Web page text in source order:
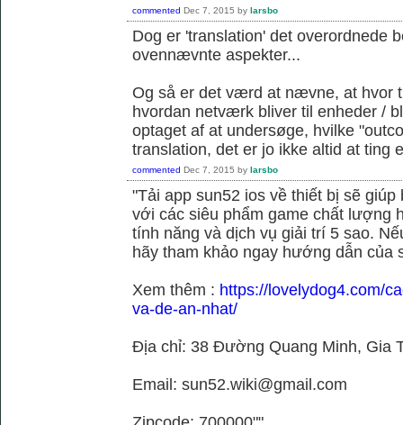
commented Dec 7, 2015 by larsbo
Dog er 'translation' det overordnede
ovennævnte aspekter...
Og så er det værd at nævne, at hvor
hvordan netværk bliver til enheder /
optaget af at undersøge, hvilke
translation, det er jo ikke altid at ting
commented Dec 7, 2015 by larsbo
"Tải app sun52 ios về thiết bị sẽ
với các siêu phẩm game chất lượng
tính năng và dịch vụ giải trí 5 sao.
hãy tham khảo ngay hướng dẫn của
Xem thêm : https://lovelydog4.com/
va-de-an-nhat/
Địa chỉ: 38 Đường Quang Minh, Gia
Email: sun52.wiki@gmail.com